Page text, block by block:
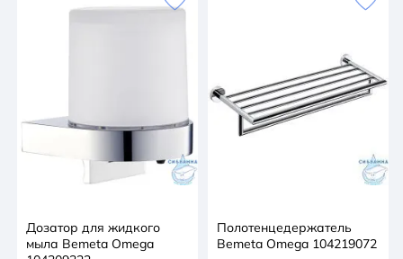
Дозатор для жидкого
мыла Bemeta Omega
Полотенцедержатель
Bemeta Omega 104219072